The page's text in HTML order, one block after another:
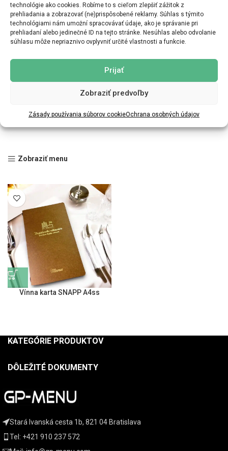
technológie ako cookies. Robíme to s cieľom zlepšiť zážitok z
prehliadania a zobrazovať (ne)prispôsobené reklamy. Súhlas s týmito
technológiami nám umožní spracovávať údaje, ako je správanie pri
prehliadaní alebo jedinečné ID na tejto stránke. Nesúhlas alebo odvolanie
súhlasu môže nepriaznivo ovplyvniť určité vlastnosti a funkcie.
Prijať
Zobraziť predvoľby
Zásady používania súborov cookieOchrana osobných údajov
Zobraziť menu
Vínna karta SNAPP A4ss
KATEGÓRIE PRODUKTOV
DÔLEŽITÉ DOKUMENTY
Stará Ivanská cesta 1b, 821 04 Bratislava
Tel: +421 910 237 572